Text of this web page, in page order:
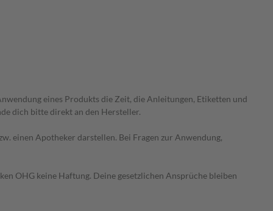
eines Produkts die Zeit, die Anleitungen, Etiketten und
dich bitte direkt an den Hersteller.
einen Apotheker darstellen. Bei Fragen zur Anwendung,
OHG keine Haftung. Deine gesetzlichen Ansprüche bleiben